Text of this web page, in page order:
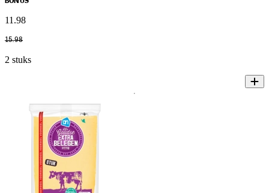
11.98
15.98
2 stuks